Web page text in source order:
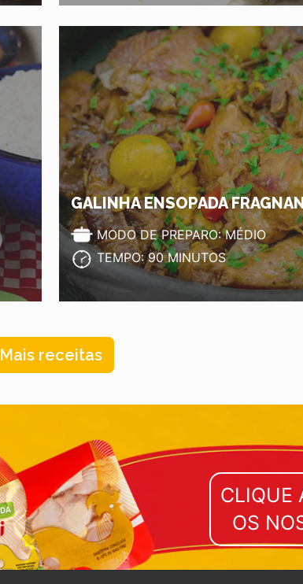
GALINHA ENSOPADA
MODO DE PREPARO: MÉDIO
TEMPO: 90 MINUTOS
Mais receitas
CLIQUE
OS